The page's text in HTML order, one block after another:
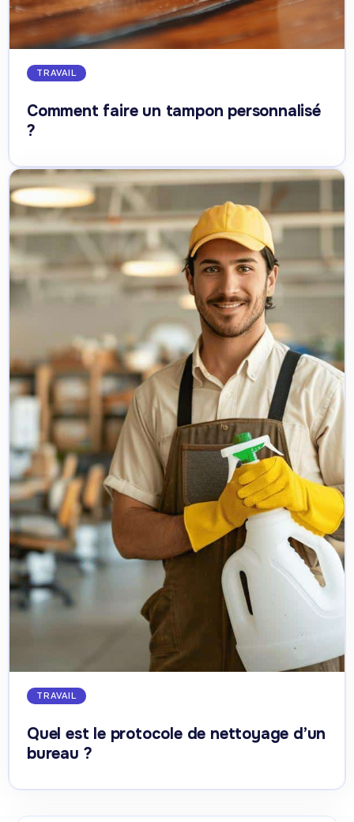
TRAVAIL
Comment faire un tampon personnalisé
?
TRAVAIL
Quel est le protocole de nettoyage d’un
bureau ?